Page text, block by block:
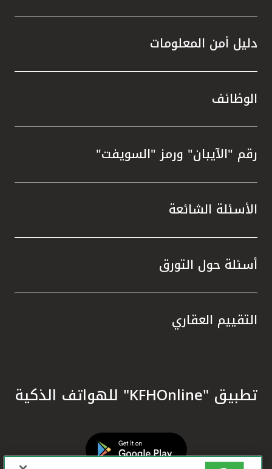
دليل أمن المعلومات
الوظائف
رقم "الآيبان" ورمز "السويفت"
الأسئلة الشائعة
أسئلة حول التورق
التقييم العقاري
تطبيق "KFHOnline" للهواتف الذكية